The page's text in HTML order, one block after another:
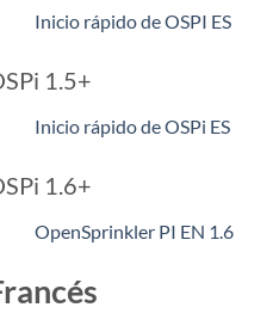
Inicio rápido de OSPI ES
1.5+
Inicio rápido de OSPi ES
1.6+
OpenSprinkler PI EN 1.6